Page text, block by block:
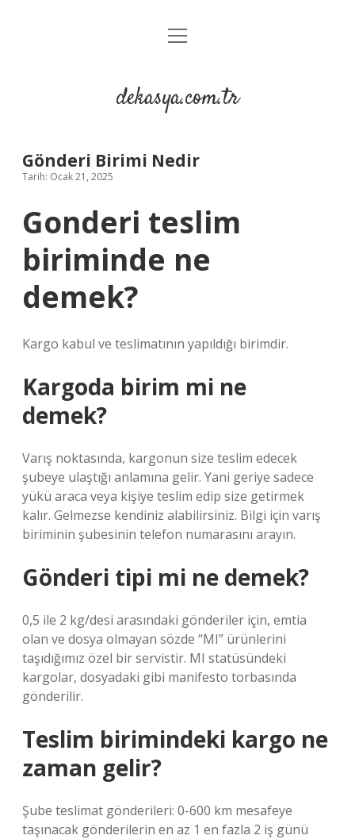
Anasayfa
Yasal Uyarı
menüyü
dekasya.com.tr
Gönderi Birimi Nedir
Tarih: Ocak 21, 2025
Gonderi teslim
biriminde ne
demek?
Kargo kabul ve teslimatının yapıldığı birimdir.
Kargoda birim mi ne
demek?
Varış noktasında, kargonun size teslim edecek
şubeye ulaştığı anlamına gelir. Yani geriye sadece
yükü araca veya kişiye teslim edip size getirmek
kalır. Gelmezse kendiniz alabilirsiniz. Bilgi için varış
biriminin şubesinin telefon numarasını arayın.
Gönderi tipi mi ne demek?
0,5 ile 2 kg/desi arasındaki gönderiler için, emtia
olan ve dosya olmayan sözde “MI” ürünlerini
taşıdığımız özel bir servistir. MI statüsündeki
kargolar, dosyadaki gibi manifesto torbasında
gönderilir.
Teslim birimindeki kargo ne
zaman gelir?
Şube teslimat gönderileri: 0-600 km mesafeye
taşınacak gönderilerin en az 1 en fazla 2 iş günü